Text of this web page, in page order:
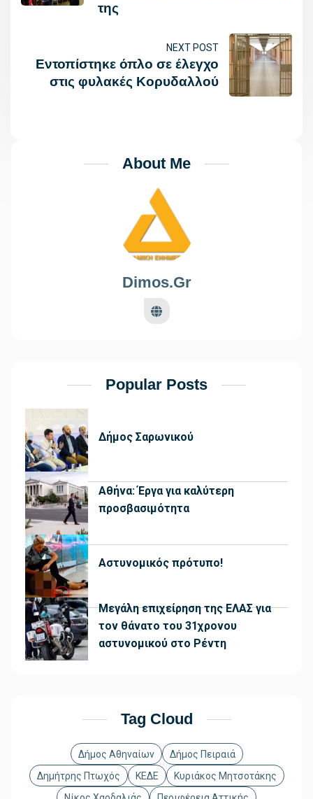
της
NEXT POST
Εντοπίστηκε όπλο σε έλεγχο
στις φυλακές Κορυδαλλού
About Me
Dimos.gr
Popular Posts
Δήμος Σαρωνικού
Αθήνα: Έργα για καλύτερη
προσβασιμότητα
Αστυνομικός πρότυπο!
Μεγάλη επιχείρηση της ΕΛΑΣ για
τον θάνατο του 31χρονου
αστυνομικού στο Ρέντη
Tag Cloud
Δήμος Αθηναίων
Δήμος Πειραιά
Δημήτρης Πτωχός
ΚΕΔΕ
Κυριάκος Μητσοτάκης